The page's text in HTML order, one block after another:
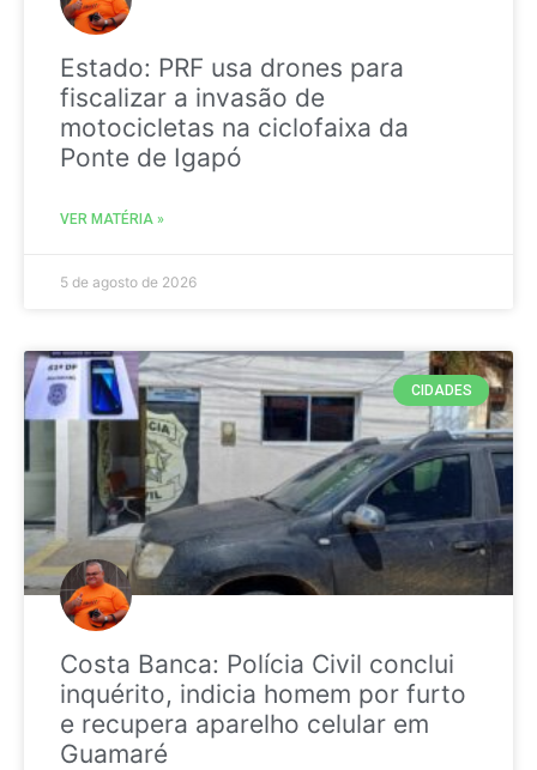
Estado: PRF usa drones para
fiscalizar a invasão de
motocicletas na ciclofaixa da
Ponte de Igapó
VER MATÉRIA »
5 de agosto de 2026
CIDADES
Costa Banca: Polícia Civil conclui
inquérito, indicia homem por furto
e recupera aparelho celular em
Guamaré